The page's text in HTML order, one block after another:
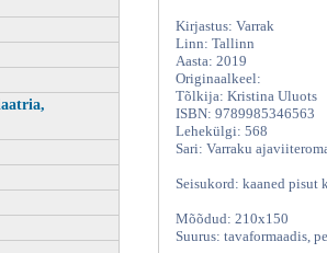
Kirjastus: Varrak
Linn: Tallinn
Aasta: 2019
Originaalkeel:
Tõlkija: Kristina Uluots
ISBN: 9789985346563
Lehekülgi: 568
Sari: Varraku
Seisukord: kaaned pisut
Mõõdud: 210x150
Suurus: tavaformaadis,